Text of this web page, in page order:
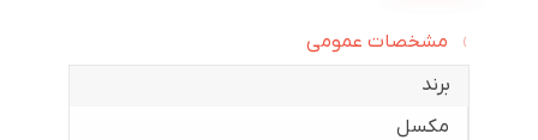
مشخصات عمومی
برند
مکسل